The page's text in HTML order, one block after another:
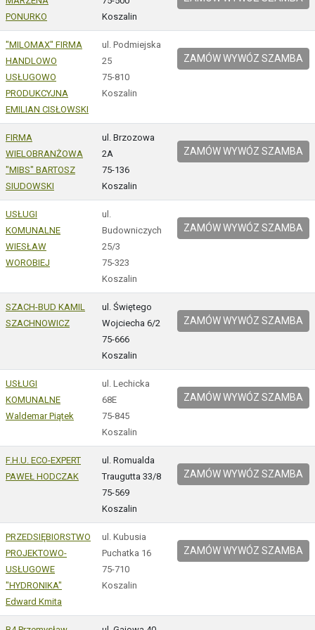
PONURKO
Koszalin
"MILOMAX" FIRMA
HANDLOWO
USŁUGOWO
PRODUKCYJNA
EMILIAN CISŁOWSKI
ul. Podmiejska
25
75-810
Koszalin
ZAMÓW WYWÓZ SZAMBA
FIRMA
WIELOBRANŻOWA
"MIBS" BARTOSZ
SIUDOWSKI
ul. Brzozowa
2A
75-136
Koszalin
ZAMÓW WYWÓZ SZAMBA
USŁUGI
KOMUNALNE
WIESŁAW
WOROBIEJ
ul.
Budowniczych
25/3
75-323
Koszalin
ZAMÓW WYWÓZ SZAMBA
SZACH-BUD KAMIL
SZACHNOWICZ
ul. Świętego
Wojciecha 6/2
75-666
Koszalin
ZAMÓW WYWÓZ SZAMBA
USŁUGI
KOMUNALNE
Waldemar Piątek
ul. Lechicka
68E
75-845
Koszalin
ZAMÓW WYWÓZ SZAMBA
F.H.U. ECO-EXPERT
PAWEŁ HODCZAK
ul. Romualda
Traugutta 33/8
75-569
Koszalin
ZAMÓW WYWÓZ SZAMBA
PRZEDSIĘBIORSTWO
PROJEKTOWO-
USŁUGOWE
"HYDRONIKA"
Edward Kmita
ul. Kubusia
Puchatka 16
75-710
Koszalin
ZAMÓW WYWÓZ SZAMBA